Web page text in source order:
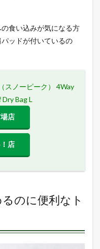
食い込みが気になる方
ッドが付いているの
スノーピーク） 4Way
Bag L
店
店
のに便利なト